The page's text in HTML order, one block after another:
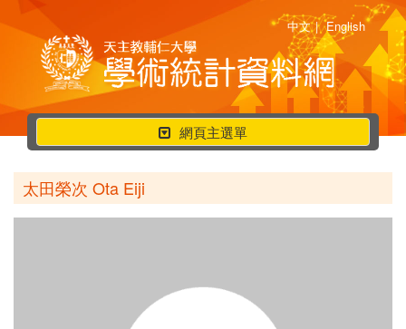
中文 | English
行
動
選
網頁主選單
太田榮次 Ota Eiji